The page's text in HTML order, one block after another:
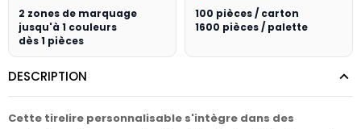
2 zones de marquage
jusqu'à 1 couleurs
dès 1 pièces
100 pièces / carton
1600 pièces / palette
DESCRIPTION
Cette tirelire personnalisable s'intègre dans des